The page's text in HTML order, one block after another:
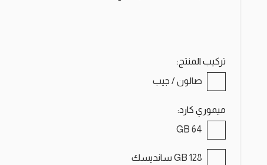
تركيب المنتج:
صالون / جيب
ميموري كارد:
64 GB
128 GB سانديسك